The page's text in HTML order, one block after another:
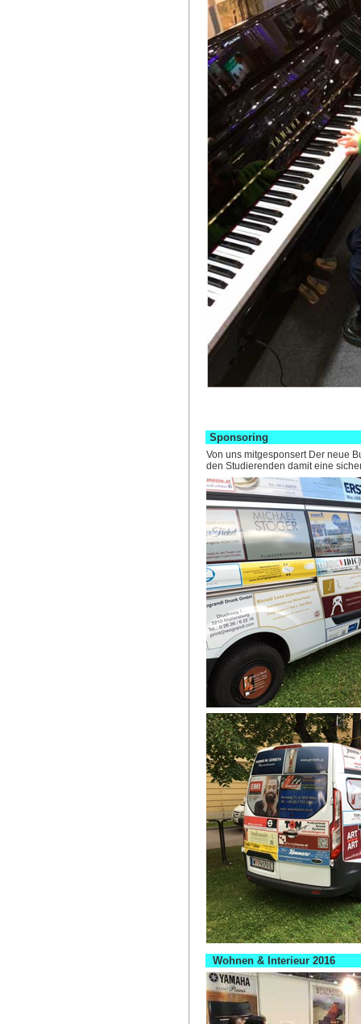
Sponsoring
Von uns mitgesponsert Der neue
den Studierenden damit eine
Wohnen & Interieur 2016